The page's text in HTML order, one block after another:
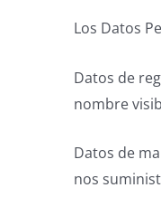
Los Datos
Datos de
nombre
Datos de
nos